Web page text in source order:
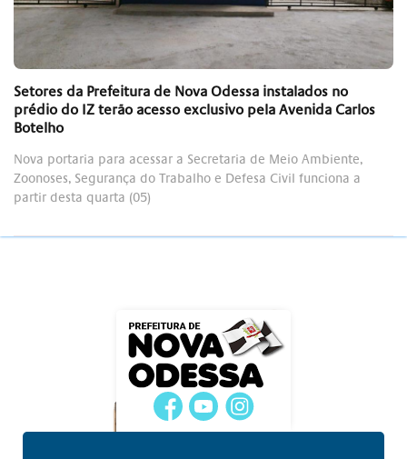
Setores da Prefeitura de Nova Odessa instalados no
prédio do IZ terão acesso exclusivo pela Avenida Carlos
Botelho
Nova portaria para acessar a Secretaria de Meio Ambiente,
Zoonoses, Segurança do Trabalho e Defesa Civil funciona a
partir desta quarta (05)